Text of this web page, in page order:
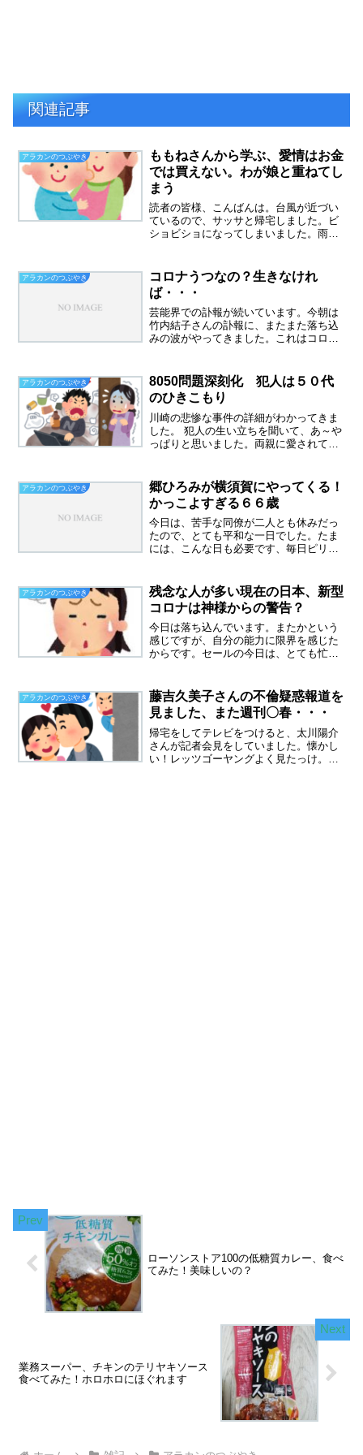
関連記事
アラカンのつぶやき
ももねさんから学ぶ、愛情はお金
では買えない。わが娘と重ねてし
まう
読者の皆様、こんばんは。台風が近づい
ているので、サッサと帰宅しました。ビ
ショビショになってしまいました。雨は
足が鈍ります。なので、レジ以外の仕事
ができます。のんびりと仕...
アラカンのつぶやき
コロナうつなの？生きなけれ
ば・・・
芸能界での訃報が続いています。今朝は
竹内結子さんの訃報に、またまた落ち込
みの波がやってきました。これはコロナ
いなんだろうと思います。いつもと違う
環境、見えない未来にメン...
アラカンのつぶやき
8050問題深刻化 犯人は５０代
のひきこもり
川崎の悲惨な事件の詳細がわかってきま
した。 犯人の生い立ちを聞いて、あ～や
っぱりと思いました。両親に愛されて、
思いがあったのではないかと。８０５０
問題は深刻な問題にな...
アラカンのつぶやき
郷ひろみが横須賀にやってくる！
かっこよすぎる６６歳
今日は、苦手な同僚が二人とも休みだっ
たので、とても平和な一日でした。たま
には、こんな日も必要です、毎日ピリピ
だと思われます。推しは誰でしたか？御
三家とは、三田明さん、西...
アラカンのつぶやき
残念な人が多い現在の日本、新型
コロナは神様からの警告？
今日は落ち込んでいます。またかという
感じですが、自分の能力に限界を感じた
からです。セールの今日は、とても忙し
仕事をしていて感じたことは、自分のこ
としか考えていない人がな...
アラカンのつぶやき
藤吉久美子さんの不倫疑惑報道を
見ました、また週刊〇春・・・
帰宅をしてテレビをつけると、太川陽介
さんが記者会見をしていました。懐かし
い！レッツゴーヤングよく見たっけ。も
ローソンストア100の低糖質カレー、食べ
てみた！美味しいの？
業務スーパー、チキンのテリヤキソース
食べてみた！ホロホロにほぐれます